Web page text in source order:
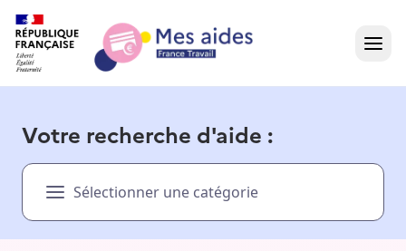
Présentation vidéo
Votre recherche d'aide :
Sélectionner une catégorie